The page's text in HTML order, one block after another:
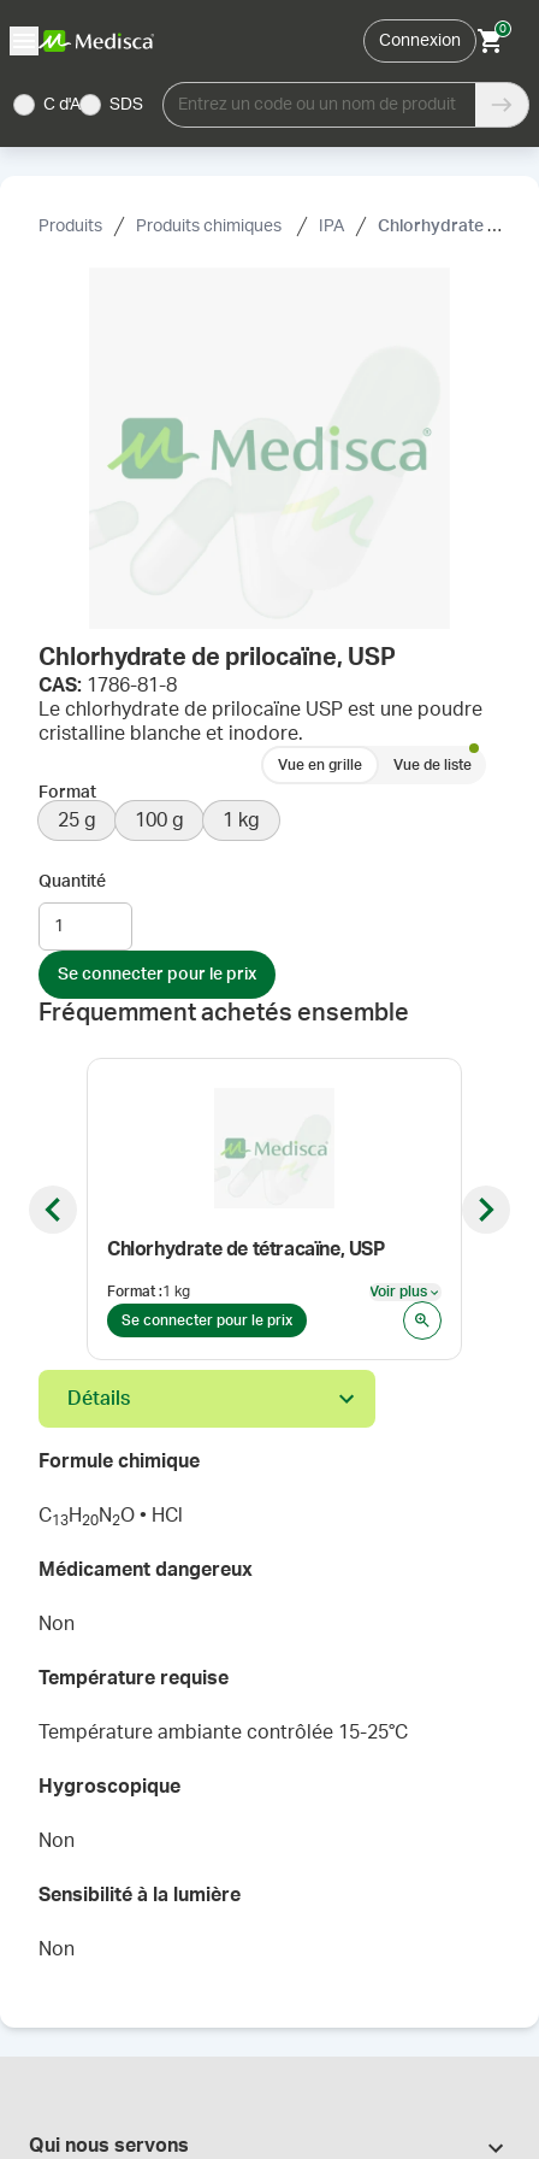
Connexion
0
C d'A SDS Entrez un code ou un nom de produit
Produits Produits chimiques IPA Chlorhydrate de prilocaïne, USP
Chlorhydrate de prilocaïne, USP
CAS: 1786-81-8
Le chlorhydrate de prilocaïne USP est une poudre
cristalline blanche et inodore.
Vue en grille Vue de liste
Format
25 g 100 g 1 kg
Quantité
Se connecter pour le prix
Fréquemment achetés ensemble
Chlorhydrate de tétracaïne, USP
Format :1 kg Voir plus
Se connecter pour le prix
Previous slide Next
Détails
Formule chimique
C1 3H20N2O • HCl
Médicament dangereux
Non
Température requise
Température ambiante contrôlée 15-25°C
Hygroscopique
Non
Sensibilité à la lumière
Non
Qui nous servons